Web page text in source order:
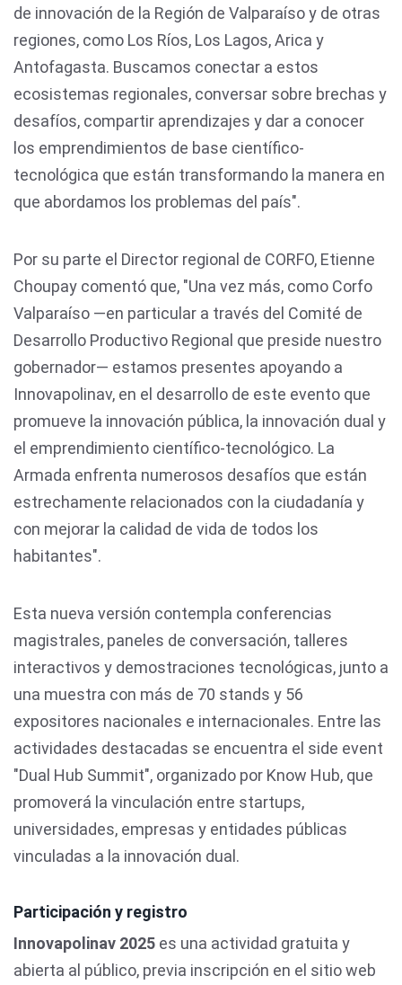
de innovación de la Región de Valparaíso y de otras
regiones, como Los Ríos, Los Lagos, Arica y
Antofagasta. Buscamos conectar a estos
ecosistemas regionales, conversar sobre brechas y
desafíos, compartir aprendizajes y dar a conocer
los emprendimientos de base científico-
tecnológica que están transformando la manera en
que abordamos los problemas del país".
Por su parte el Director regional de CORFO, Etienne
Choupay comentó que, "Una vez más, como Corfo
Valparaíso —en particular a través del Comité de
Desarrollo Productivo Regional que preside nuestro
gobernador— estamos presentes apoyando a
Innovapolinav, en el desarrollo de este evento que
promueve la innovación pública, la innovación dual y
el emprendimiento científico-tecnológico. La
Armada enfrenta numerosos desafíos que están
estrechamente relacionados con la ciudadanía y
con mejorar la calidad de vida de todos los
habitantes".
Esta nueva versión contempla conferencias
magistrales, paneles de conversación, talleres
interactivos y demostraciones tecnológicas, junto a
una muestra con más de 70 stands y 56
expositores nacionales e internacionales. Entre las
actividades destacadas se encuentra el side event
"Dual Hub Summit", organizado por Know Hub, que
promoverá la vinculación entre startups,
universidades, empresas y entidades públicas
vinculadas a la innovación dual.
Participación y registro
Innovapolinav 2025 es una actividad gratuita y
abierta al público, previa inscripción en el sitio web